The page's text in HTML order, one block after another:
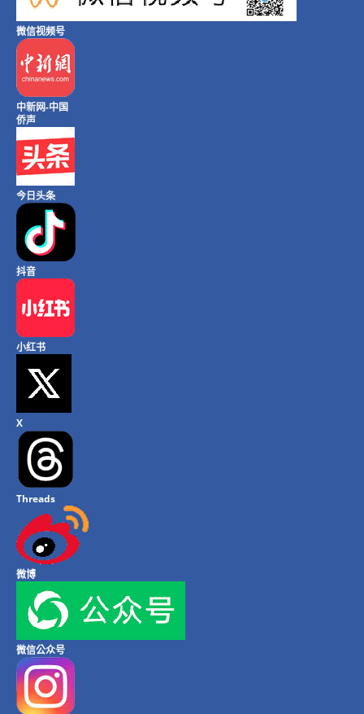
微信视频号
中新网-中国
侨声
今日头条
抖音
小红书
X
Threads
微博
微信公众号